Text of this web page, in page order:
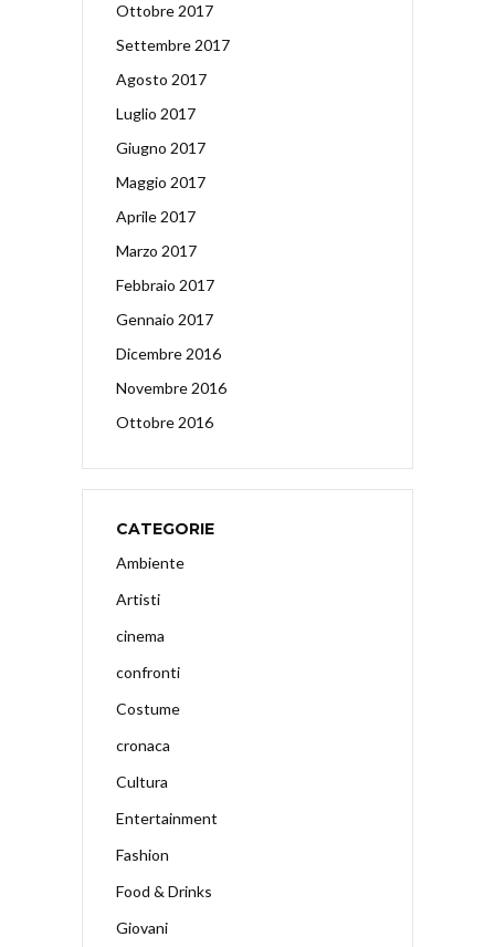
Ottobre 2017
Settembre 2017
Agosto 2017
Luglio 2017
Giugno 2017
Maggio 2017
Aprile 2017
Marzo 2017
Febbraio 2017
Gennaio 2017
Dicembre 2016
Novembre 2016
Ottobre 2016
CATEGORIE
Ambiente
Artisti
cinema
confronti
Costume
cronaca
Cultura
Entertainment
Fashion
Food & Drinks
Giovani